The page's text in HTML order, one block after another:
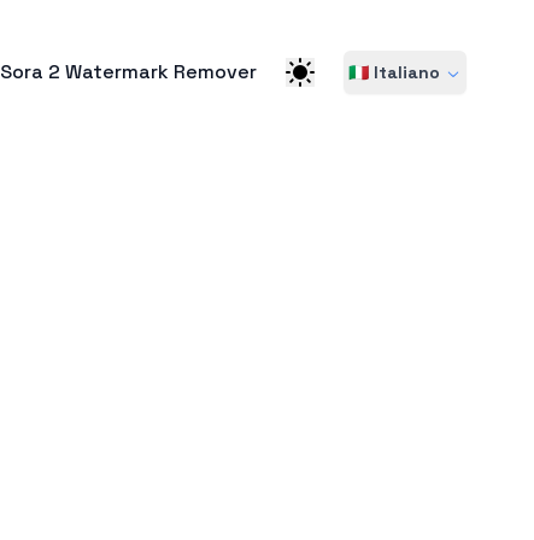
Sora 2 Watermark Remover 🇮🇹 Italiano